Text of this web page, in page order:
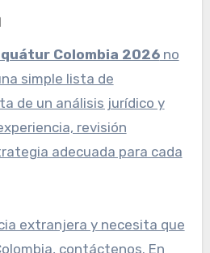
Colombia 2026no
simple lista de
de un análisis jurídico y
revisión
adecuada para cada
extranjera y necesita que
contáctenos. En